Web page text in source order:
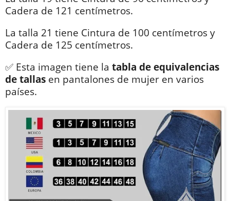
Cadera de 121 centímetros.
La talla 21 tiene Cintura de 100 centímetros y
Cadera de 125 centímetros.
✅ Esta imagen tiene la tabla de equivalencias
de tallas en pantalones de mujer en varios
países.